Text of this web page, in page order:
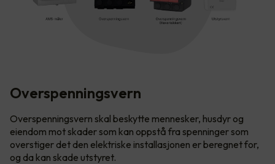
Overspenningsvern
Overspenningsvern skal beskytte mennesker, husdyr og
eiendom mot skader som kan oppstå fra spenninger som
overstiger det den elektriske installasjonen er beregnet for,
og da kan skade utstyret.